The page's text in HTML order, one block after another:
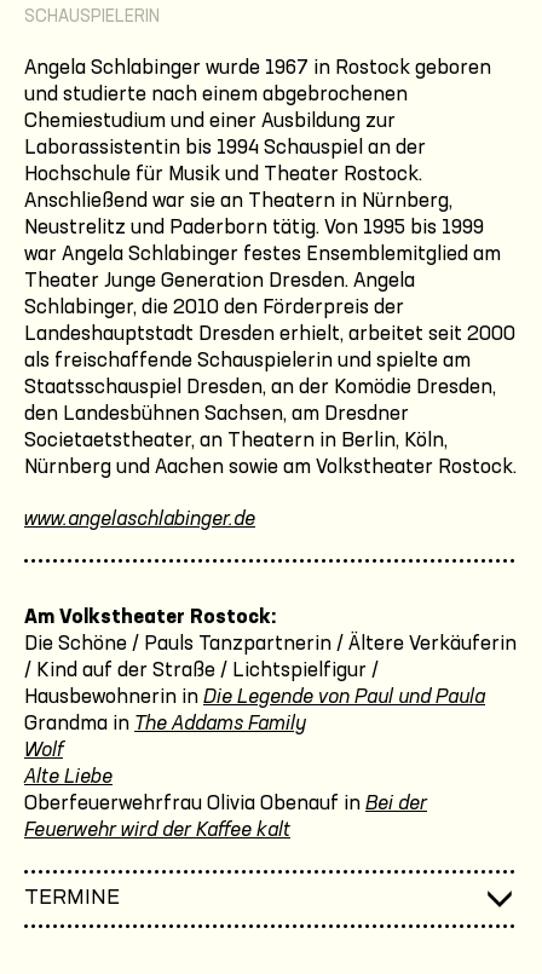
SCHAUSPIELERIN
Angela Schlabinger wurde 1967 in Rostock geboren
und studierte nach einem abgebrochenen
Chemiestudium und einer Ausbildung zur
Laborassistentin bis 1994 Schauspiel an der
Hochschule für Musik und Theater Rostock.
Anschließend war sie an Theatern in Nürnberg,
Neustrelitz und Paderborn tätig. Von 1995 bis 1999
war Angela Schlabinger festes Ensemblemitglied am
Theater Junge Generation Dresden. Angela
Schlabinger, die 2010 den Förderpreis der
Landeshauptstadt Dresden erhielt, arbeitet seit 2000
als freischaffende Schauspielerin und spielte am
Staatsschauspiel Dresden, an der Komödie Dresden,
den Landesbühnen Sachsen, am Dresdner
Societaetstheater, an Theatern in Berlin, Köln,
Nürnberg und Aachen sowie am Volkstheater Rostock.
www.angelaschlabinger.de
Am Volkstheater Rostock:
Die Schöne / Pauls Tanzpartnerin / Ältere Verkäuferin
/ Kind auf der Straße / Lichtspielfigur /
Hausbewohnerin in Die Legende von Paul und Paula
Grandma in The Addams Family
Wolf
Alte Liebe
Oberfeuerwehrfrau Olivia Obenauf in Bei der
Feuerwehr wird der Kaffee kalt
TERMINE